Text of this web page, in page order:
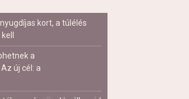
kort, a túlélés
a
új cél: a